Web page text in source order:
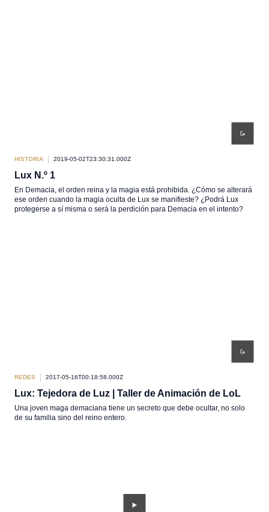
HISTORIA 2019-05-02T23:30:31.000Z
Lux N.º 1
En Demacia, el orden reina y la magia está prohibida. ¿Cómo se alterará
ese orden cuando la magia oculta de Lux se manifieste? ¿Podrá Lux
protegerse a sí misma o será la perdición para Demacia en el intento?
REDES 2017-05-16T00:18:58.000Z
Lux: Tejedora de Luz | Taller de Animación de LoL
Una joven maga demaciana tiene un secreto que debe ocultar, no solo
de su familia sino del reino entero.